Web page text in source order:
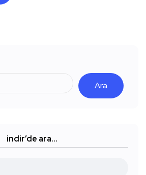
Ara
indir’de ara…